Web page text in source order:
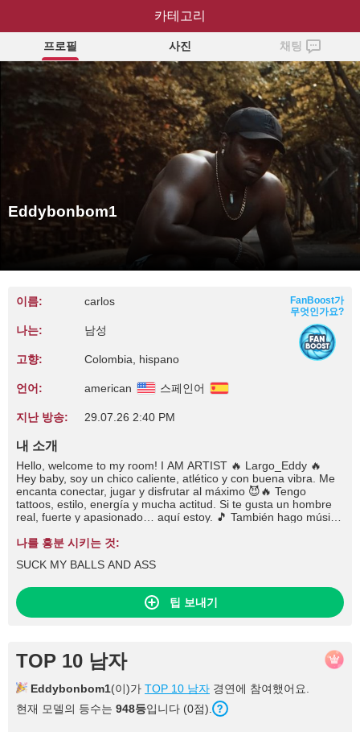
Eddybonbom1
프로필 사진 채팅
Eddybonbom1
이름: carlos
나는: 남성
고향: Colombia, hispano
언어: american 스페인어
지난 방송: 29.07.26 2:40 PM
FanBoost가
무엇인가요?
내 소개
Hello, welcome to my room! I AM ARTIST 🔥 Largo_Eddy 🔥
Hey baby, soy un chico caliente, atlético y con buena vibra. Me
encanta conectar, jugar y disfrutar al máximo 😈🔥 Tengo
tattoos, estilo, energía y mucha actitud. Si te gusta un hombre
real, fuerte y apasionado… aquí estoy. 🎵 También hago música
nuevo video en YouTube: 🎧 Ver mi canción en YouTube 🌐 Mis
ver mis entrenamientos, mi música y contenido exclusivo 😏🔥
나를 흥분 시키는 것:
SUCK MY BALLS AND ASS
팁 보내기
TOP 10 남자
Eddybonbom1(이)가 TOP 10 남자 경연에 참여했어요.
현재 모델의 등수는 948등입니다 (0점).
카테고리